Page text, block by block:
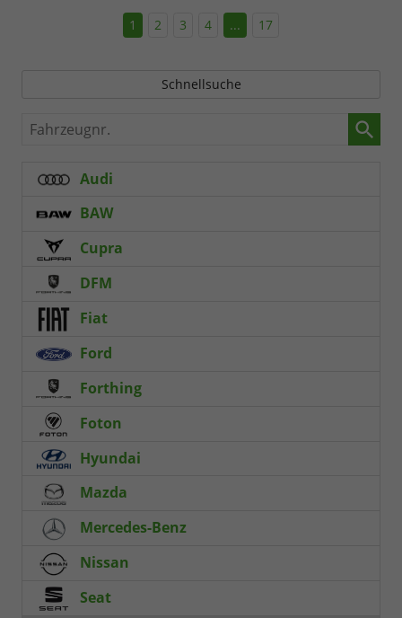
1 2 3 4 ... 17
Schnellsuche
Fahrzeugnr.
Audi
BAW
Cupra
DFM
Fiat
Ford
Forthing
Foton
Hyundai
Mazda
Mercedes-Benz
Nissan
Seat